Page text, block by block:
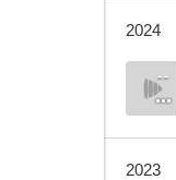
2024
--
2023